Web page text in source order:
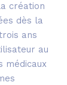
création
dès la
ans
au
médicaux